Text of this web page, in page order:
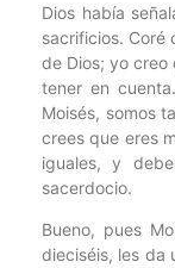
Dios había
sacrificios. Coré
de Dios; yo creo
tener en
Moisés, somos
crees que eres
iguales, y
sacerdocio.
Bueno, pues
dieciséis, les da